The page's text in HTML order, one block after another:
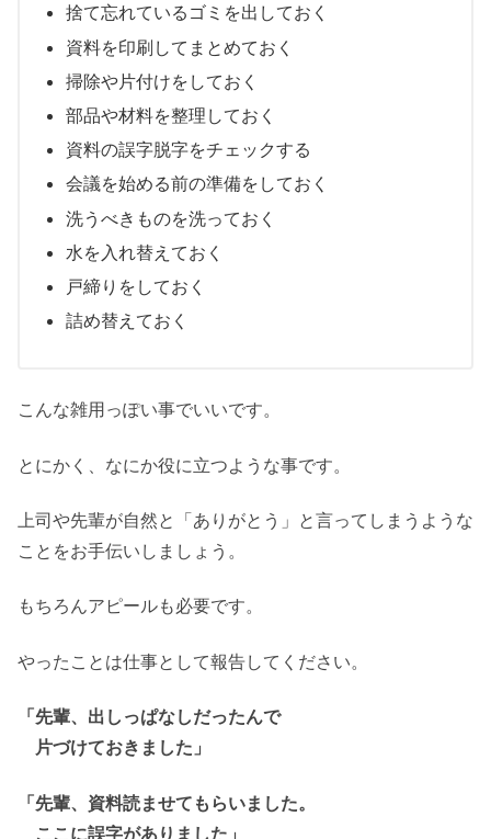
捨て忘れているゴミを出しておく
資料を印刷してまとめておく
掃除や片付けをしておく
部品や材料を整理しておく
資料の誤字脱字をチェックする
会議を始める前の準備をしておく
洗うべきものを洗っておく
水を入れ替えておく
戸締りをしておく
詰め替えておく
こんな雑用っぽい事でいいです。
とにかく、なにか役に立つような事です。
上司や先輩が自然と「ありがとう」と言ってしまうような
ことをお手伝いしましょう。
もちろんアピールも必要です。
やったことは仕事として報告してください。
「先輩、出しっぱなしだったんで
片づけておきました」
「先輩、資料読ませてもらいました。
ここに誤字がありました」